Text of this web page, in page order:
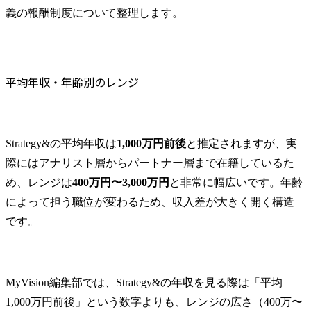
Strategy&の働き方・福利厚生
Strategy&の転職難易度と求められる人物像
書類選考・Webテスト
ケース面接
ビヘイビア面接
Strategy&への転職で高い年収を実現するならMyVisionへ
まとめ
Q3. Strategy&で年収1,500万円以上を目指すには、どのレベルが必要ですか？
義の報酬制度について整理します。
平均年収・年齢別のレンジ
Strategy&の平均年収は1,000万円前後と推定されますが、実
際にはアナリスト層からパートナー層まで在籍しているた
め、レンジは400万円〜3,000万円 と非常に幅広いです。年齢
によって担う職位が変わるため、収入差が大きく開く構造
です。
MyVision編集部では、Strategy&の年収を見る際は「平均
1,000万円前後」という数字よりも、レンジの広さ（400万〜